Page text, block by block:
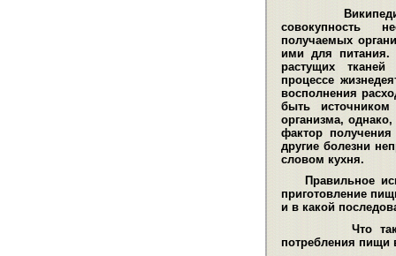
Википедия
совокупность
получаемых
ими для питания.
растущих
процессе
восполнения
быть источником
организма,
фактор
другие болезни
словом кухня.
Правильное
приготовление
и в какой
Что
потребления пищи